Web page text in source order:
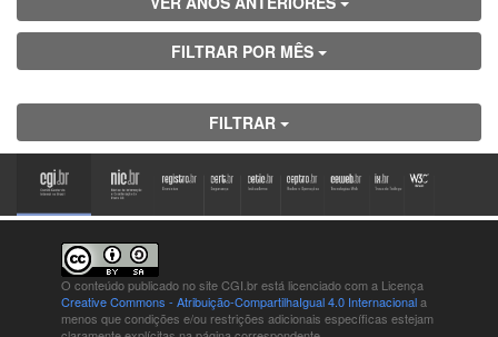
FILTRAR POR MÊS
FILTRAR
O conteúdo publicado no site CGI.br está licenciado com a Licença
Creative Commons - Atribuição-CompartilhaIgual 4.0 Internacionala
menos que condições e/ou restrições adicionais específicas estejam